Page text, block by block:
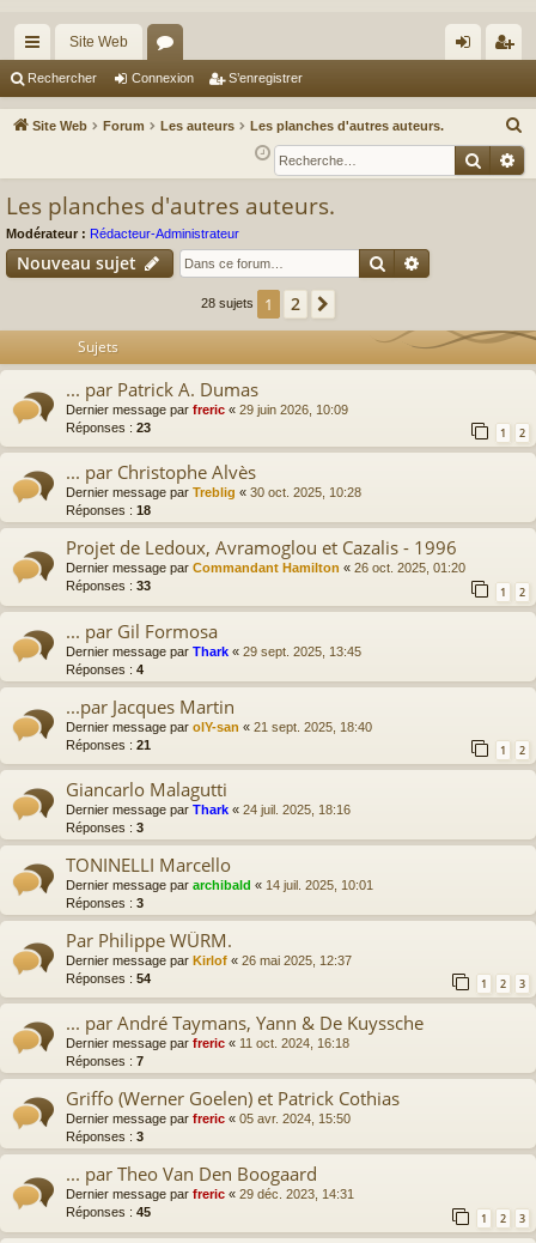
cc
ès
Site Web
or
u ne
xi
nr
eg
Rechercher Connexion S’enregistrer
Site Web Forum Les auteurs Les planches d'autres auteurs.
e
c
e
r
Les planches d'autres auteurs.
Modérateur : Rédacteur-Administrateur
Nouveau sujet Rechercher
28 sujets 1 2
Sujets
... par Patrick A. Dumas
Dernier message par freric « 29 juin 2026, 10:09
Réponses : 23 1 2
... par Christophe Alvès
Dernier message par Treblig « 30 oct. 2025, 10:28
Réponses : 18
Projet de Ledoux, Avramoglou et Cazalis - 1996
Dernier message par Commandant Hamilton « 26 oct. 2025, 01:20
Réponses : 33 1 2
... par Gil Formosa
Dernier message par Thark « 29 sept. 2025, 13:45
Réponses : 4
...par Jacques Martin
Dernier message par olY-san « 21 sept. 2025, 18:40
Réponses : 21 1 2
Giancarlo Malagutti
Dernier message par Thark « 24 juil. 2025, 18:16
Réponses : 3
TONINELLI Marcello
Dernier message par archibald « 14 juil. 2025, 10:01
Réponses : 3
Par Philippe WÜRM.
Dernier message par Kirlof « 26 mai 2025, 12:37
Réponses : 54 1 2 3
... par André Taymans, Yann & De Kuyssche
Dernier message par freric « 11 oct. 2024, 16:18
Réponses : 7
Griffo (Werner Goelen) et Patrick Cothias
Dernier message par freric « 05 avr. 2024, 15:50
Réponses : 3
... par Theo Van Den Boogaard
Dernier message par freric « 29 déc. 2023, 14:31
Réponses : 45 1 2 3